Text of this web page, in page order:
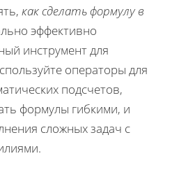
как сделать формулу в
эффективно
инструмент для
операторы для
подсчетов,
формулы гибкими, и
сложных задач с